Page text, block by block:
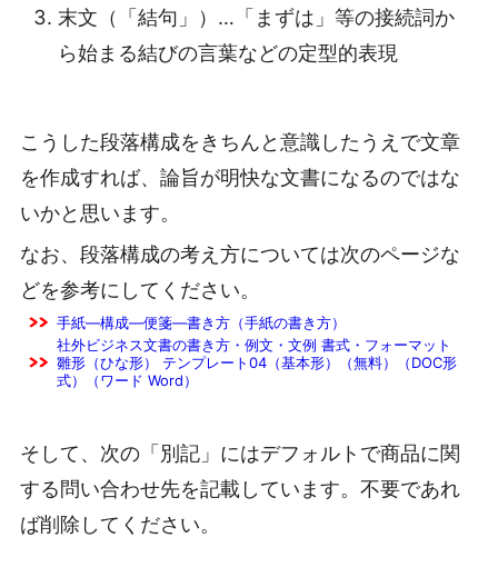
末文（「結句」）…「まずは」等の接続詞か
ら始まる結びの言葉などの定型的表現
こうした段落構成をきちんと意識したうえで文章
を作成すれば、論旨が明快な文書になるのではな
いかと思います。
なお、段落構成の考え方については次のページな
どを参考にしてください。
手紙―構成―便箋―書き方（手紙の書き方）
社外ビジネス文書の書き方・例文・文例 書式・フォーマット
雛形（ひな形） テンプレート04（基本形）（無料）（DOC形
式）（ワード Word）
そして、次の「別記」にはデフォルトで商品に関
する問い合わせ先を記載しています。不要であれ
ば削除してください。